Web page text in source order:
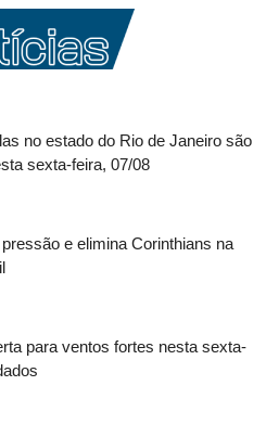
no estado do Rio de Janeiro são
sexta-feira, 07/08
e elimina Corinthians na
para ventos fortes nesta sexta-